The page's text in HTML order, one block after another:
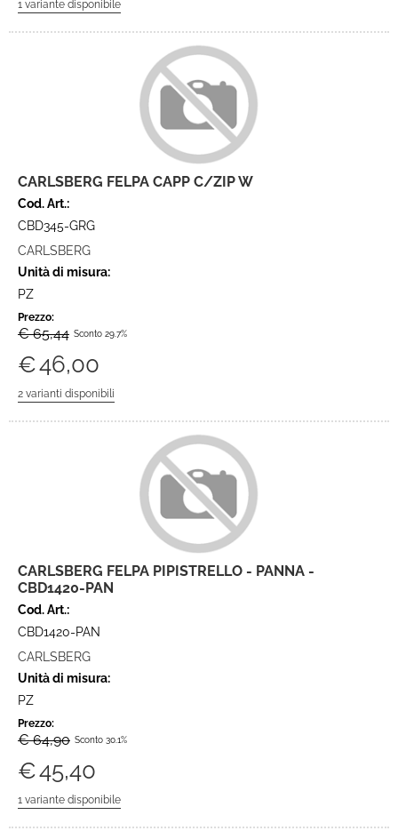
CARLSBERG FELPA CAPP C/ZIP W
Cod. Art.:
CBD345-GRG
CARLSBERG
Unità di misura:
PZ
Prezzo:
€ 65,44 Sconto 29.7%
€46,00
CARLSBERG FELPA PIPISTRELLO - PANNA -
CBD1420-PAN
Cod. Art.:
CBD1420-PAN
CARLSBERG
Unità di misura:
PZ
Prezzo:
€ 64,90 Sconto 30.1%
€45,40